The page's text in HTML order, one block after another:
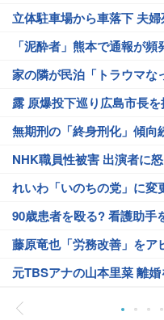
立体駐車場から車落下 夫
「泥酔者」熊本で通報が頻
家の隣が民泊「トラウマな
露 原爆投下巡り広島市長
無期刑の「終身刑化」傾向
NHK職員性被害 出演者に
れいわ「いのちの党」に変
90歳患者を殴る? 看護助手
藤原竜也「労務改善」をア
元TBSアナの山本里菜 離